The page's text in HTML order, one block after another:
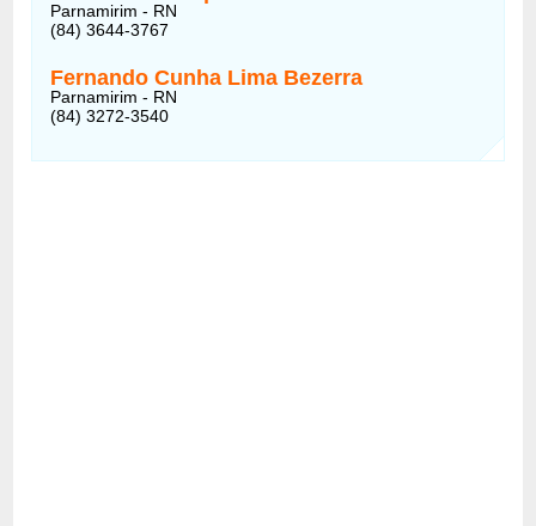
Parnamirim - RN
(84) 3644-3767
Fernando Cunha Lima Bezerra
Parnamirim - RN
(84) 3272-3540